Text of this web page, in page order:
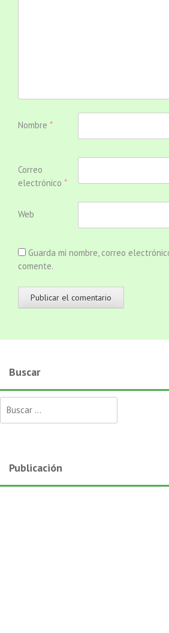
Nombre *
Correo
electrónico *
Web
Guarda mi nombre, correo
comente.
Buscar
Publicación